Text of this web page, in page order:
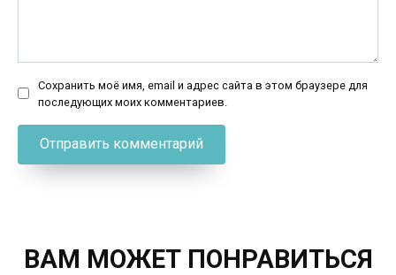
Сохранить моё имя, email и адрес сайта в этом браузере для
последующих моих комментариев.
ВАМ МОЖЕТ ПОНРАВИТЬСЯ